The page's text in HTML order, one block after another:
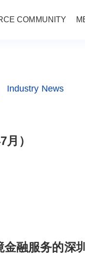
COMMUNITY
Industry News
）
融服务的深